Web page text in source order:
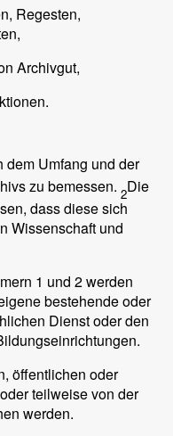
Regesten,
Archivgut,
dem Umfang und der
zu bemessen. 2Die
dass diese sich
Wissenschaft und
1 und 2 werden
bestehende oder
Dienst oder den
öffentlichen oder
teilweise von der
werden.